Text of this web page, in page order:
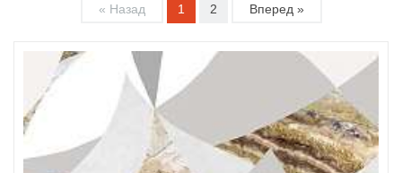
« Назад 1 2 Вперед »